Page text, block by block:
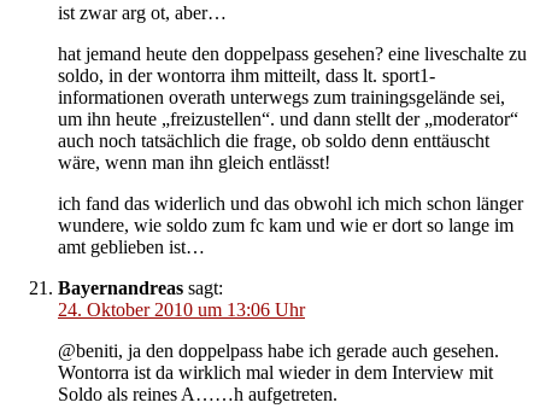
ist zwar arg ot, aber…
hat jemand heute den doppelpass gesehen? eine liveschalte zu
soldo, in der wontorra ihm mitteilt, dass lt. sport1-
informationen overath unterwegs zum trainingsgelände sei,
um ihn heute „freizustellen“. und dann stellt der „moderator“
auch noch tatsächlich die frage, ob soldo denn enttäuscht
wäre, wenn man ihn gleich entlässt!
ich fand das widerlich und das obwohl ich mich schon länger
wundere, wie soldo zum fc kam und wie er dort so lange im
amt geblieben ist…
Bayernandreas sagt:
24. Oktober 2010 um 13:06 Uhr
@beniti, ja den doppelpass habe ich gerade auch gesehen.
Wontorra ist da wirklich mal wieder in dem Interview mit
Soldo als reines A……h aufgetreten.